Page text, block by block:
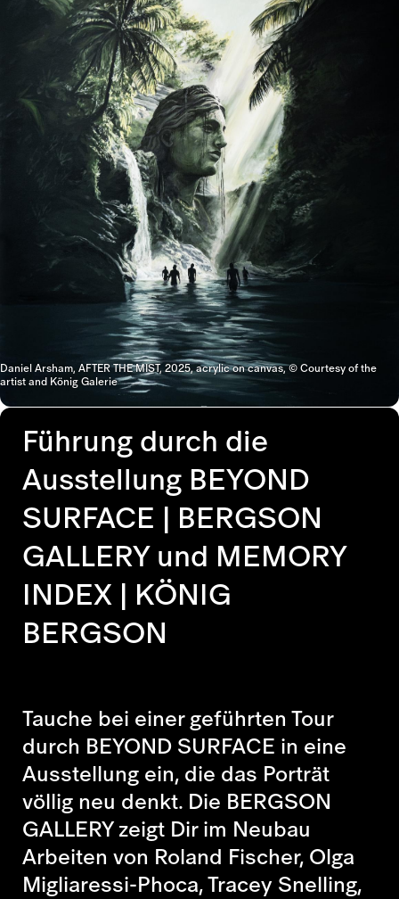
Daniel Arsham, AFTER THE MIST, 2025, acrylic on canvas, © Courtesy of the
artist and König Galerie
Führung durch die
Ausstellung BEYOND
SURFACE | BERGSON
GALLERY und MEMORY
INDEX | KÖNIG
BERGSON
Tauche bei einer geführten Tour
durch BEYOND SURFACE in eine
Ausstellung ein, die das Porträt
völlig neu denkt. Die BERGSON
GALLERY zeigt Dir im Neubau
Arbeiten von Roland Fischer, Olga
Migliaressi-Phoca, Tracey Snelling,